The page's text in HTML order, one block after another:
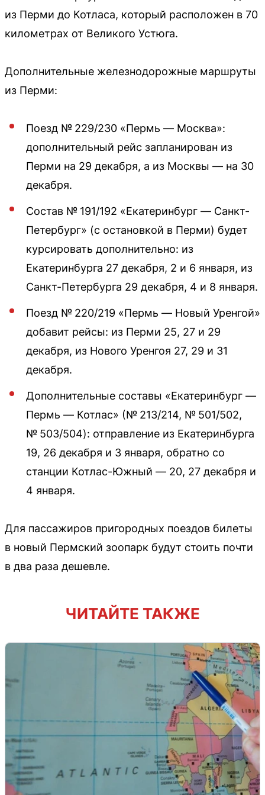
из Перми до Котласа, который расположен в 70
километрах от Великого Устюга.
Дополнительные железнодорожные маршруты
из Перми:
Поезд № 229/230 «Пермь — Москва»:
дополнительный рейс запланирован из
Перми на 29 декабря, а из Москвы — на 30
декабря.
Состав № 191/192 «Екатеринбург — Санкт-
Петербург» (с остановкой в Перми) будет
курсировать дополнительно: из
Екатеринбурга 27 декабря, 2 и 6 января, из
Санкт-Петербурга 29 декабря, 4 и 8 января.
Поезд № 220/219 «Пермь — Новый Уренгой»
добавит рейсы: из Перми 25, 27 и 29
декабря, из Нового Уренгоя 27, 29 и 31
декабря.
Дополнительные составы «Екатеринбург —
Пермь — Котлас» (№ 213/214, № 501/502,
№ 503/504): отправление из Екатеринбурга
19, 26 декабря и 3 января, обратно со
станции Котлас-Южный — 20, 27 декабря и
4 января.
Для пассажиров пригородных поездов билеты
в новый Пермский зоопарк будут стоить почти
в два раза дешевле.
ЧИТАЙТЕ ТАКЖЕ